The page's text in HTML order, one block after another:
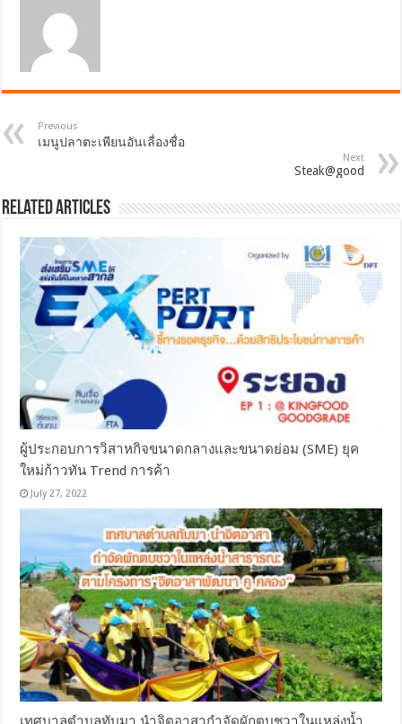
Previous
เมนูปลาตะเพียนอันเลื่องชื่อ
Next
Steak@good
Related Articles
ผู้ประกอบการวิสาหกิจขนาดกลางและขนาดย่อม (SME) ยุค
ใหม่ก้าวทัน Trend การค้า
July 27, 2022